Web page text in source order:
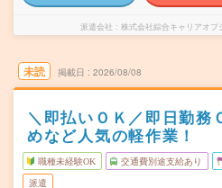
派遣会社 株式会社綜合キャリアオ
未読 掲載日 2026/08/08
＼即払いＯＫ／即日勤務
めなど人気の軽作業！
職種未経験OK 交通費別途支給あり
派遣